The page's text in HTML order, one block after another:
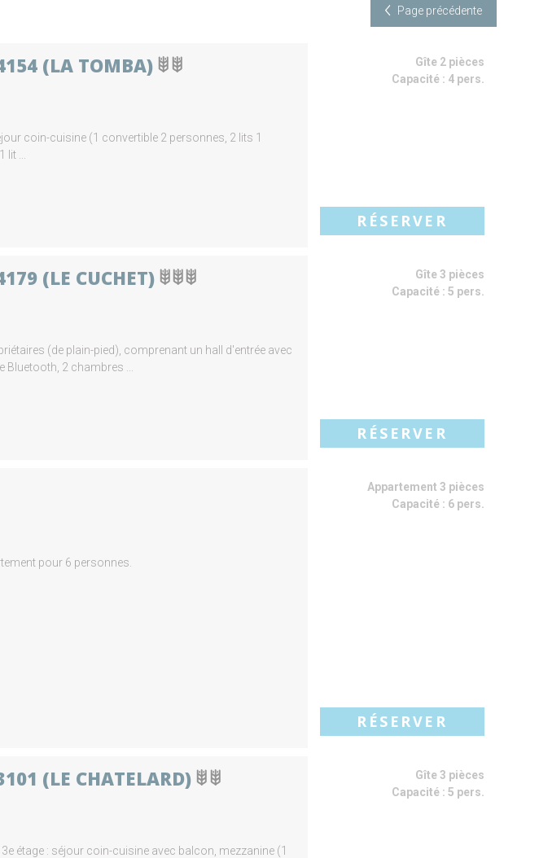
Page précédente
(LA TOMBA)
coin-cuisine (1 convertible 2 personnes, 2 lits 1
...
Gîte 2 pièces
Capacité : 4 pers.
RÉSERVER
(LE CUCHET)
(de plain-pied), comprenant un hall d'entrée avec
2 chambres ...
Gîte 3 pièces
Capacité : 5 pers.
RÉSERVER
pour 6 personnes.
Appartement 3 pièces
Capacité : 6 pers.
RÉSERVER
(LE CHATELARD)
étage : séjour coin-cuisine avec balcon, mezzanine (1
Gîte 3 pièces
Capacité : 5 pers.